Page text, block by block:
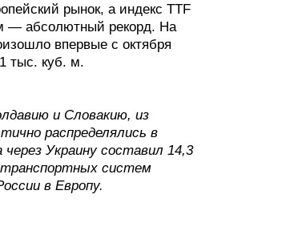
рынок, а индекс TTF
м — абсолютный рекорд. На
впервые с октября
тыс. куб. м.
и Словакию, из
распределялись в
Украину составил 14,3
систем
в Европу.